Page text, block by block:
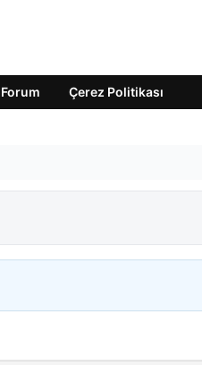
Forum Çerez Politikası